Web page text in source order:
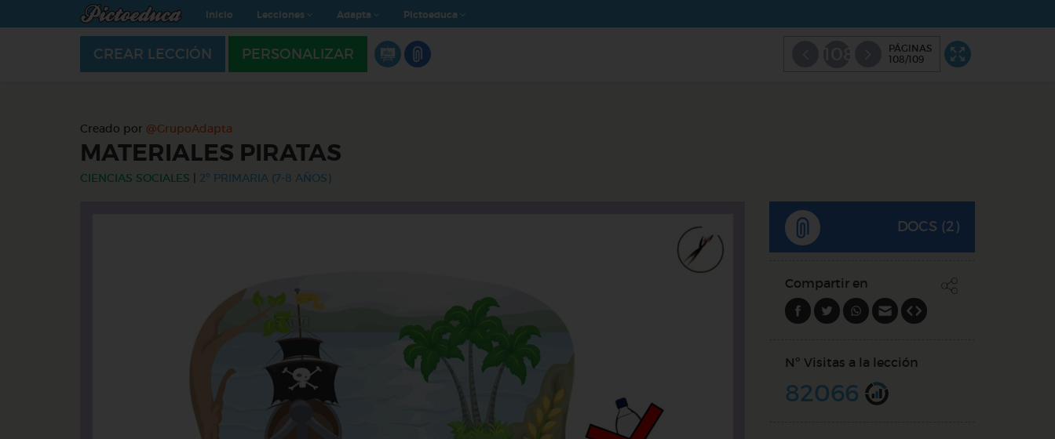
Inicio Lecciones Adapta Pictoeduca
CREAR LECCIÓN PERSONALIZAR
PÁGINAS
108/109
Creado por @GrupoAdapta
MATERIALES PIRATAS
CIENCIAS SOCIALES 2º PRIMARIA (7-8 AÑOS)
DOCS (2)
Compartir en
Nº Visitas a la lección
82066